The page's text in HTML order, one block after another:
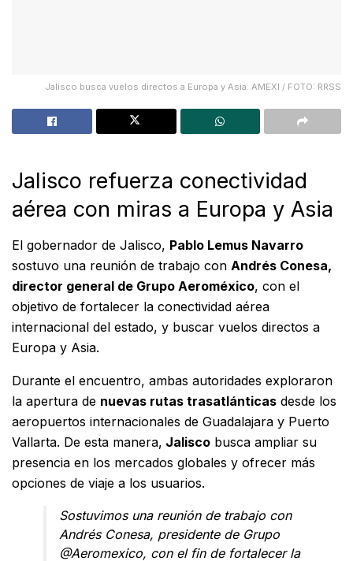
Jalisco busca vuelos directos a Europa y Asia. AMEXI / FOTO: RRSS
Jalisco refuerza conectividad
aérea con miras a Europa y Asia
El gobernador de Jalisco, Pablo Lemus Navarro
sostuvo una reunión de trabajo con Andrés Conesa,
director general de Grupo Aeroméxico, con el
objetivo de fortalecer la conectividad aérea
internacional del estado, y buscar vuelos directos a
Europa y Asia.
Durante el encuentro, ambas autoridades exploraron
la apertura de nuevas rutas trasatlánticas desde los
aeropuertos internacionales de Guadalajara y Puerto
Vallarta. De esta manera, Jalisco busca ampliar su
presencia en los mercados globales y ofrecer más
opciones de viaje a los usuarios.
Sostuvimos una reunión de trabajo con
Andrés Conesa, presidente de Grupo
@Aeromexico, con el fin de fortalecer la